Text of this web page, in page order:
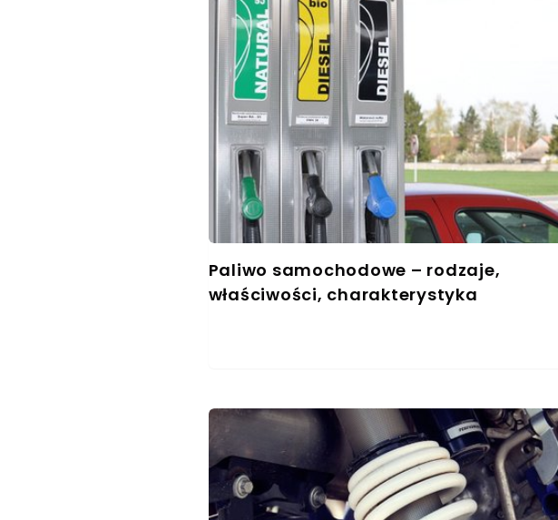
Paliwo samochodowe – rodzaje,
właściwości, charakterystyka